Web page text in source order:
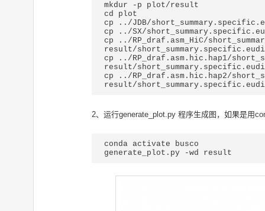
mkdur -p plot/result
cd plot
cp ../JDB/
cp ../SX/
cp ../RP_draf.asm_HiC/
result/
cp ../RP_draf.asm.hic.hap1/
result/
cp ../RP_draf.asm.hic.hap2/
2、运行generate_plot.py 程序生成图，如果是用
conda activate busco
generate_plot.py -wd result